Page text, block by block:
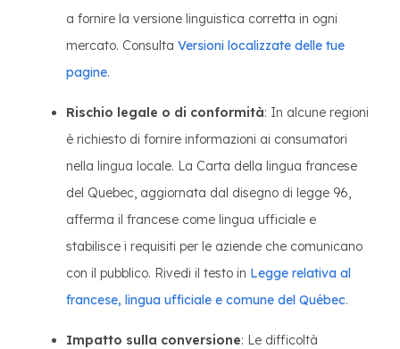
a fornire la versione linguistica corretta in ogni
mercato. Consulta Versioni localizzate delle tue
pagine.
Rischio legale o di conformità: In alcune regioni
è richiesto di fornire informazioni ai consumatori
nella lingua locale. La Carta della lingua francese
del Quebec, aggiornata dal disegno di legge 96,
afferma il francese come lingua ufficiale e
stabilisce i requisiti per le aziende che comunicano
con il pubblico. Rivedi il testo in Legge relativa al
francese, lingua ufficiale e comune del Québec.
Impatto sulla conversione: Le difficoltà